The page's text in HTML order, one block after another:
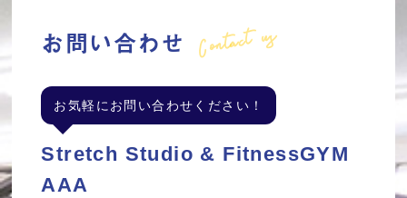
お問い合わせ Contact us
お気軽にお問い合わせください！
Stretch Studio & FitnessGYM
AAA